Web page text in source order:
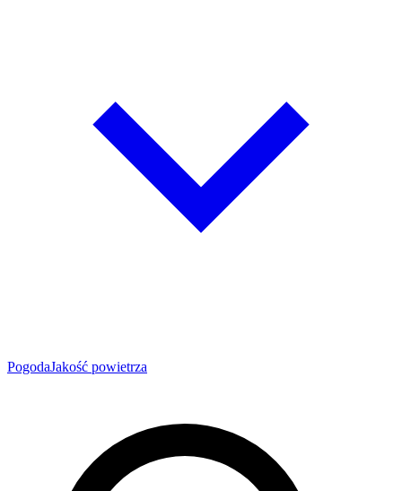
PogodaJakość powietrza